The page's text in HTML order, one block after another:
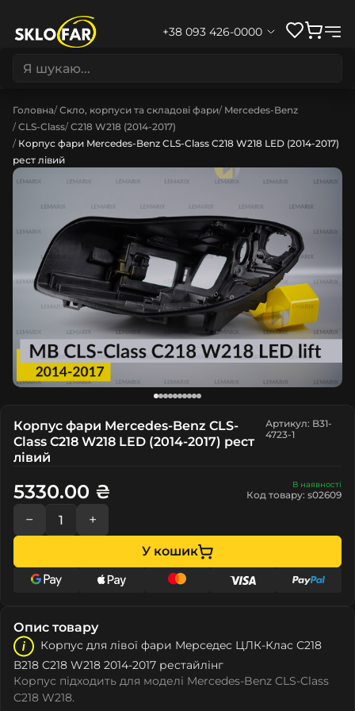
+38 093 426-0000
Головна Скло, корпуси та складові фари Mercedes-Benz
CLS-Class C218 W218 (2014-2017)
Корпус фари Mercedes-Benz CLS-Class C218 W218 LED (2014-2017)
рест лівий
Корпус фари Mercedes-Benz CLS-
Class C218 W218 LED (2014-2017) рест
лівий
Артикул: B31-
4723-1
В наявності
Код товару: s02609
5330.00 ₴
− +
У кошик
Опис товару
Корпус для лівої фари Мeрceдec ЦЛК-Клас С218
В218 C218 W218 2014-2017 рестайлінг
Корпус підходить для моделі Mercedes-Benz CLS-Class
C218 W218.